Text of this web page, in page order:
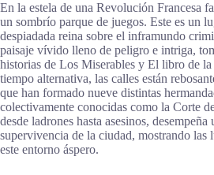
En la estela de una Revolución Francesa
un sombrío parque de juegos. Este es un
despiadada reina sobre el inframundo
paisaje vívido lleno de peligro e intriga,
historias de Los Miserables y El libro de la
tiempo alternativa, las calles están
que han formado nueve distintas
colectivamente conocidas como la Corte
desde ladrones hasta asesinos,
supervivencia de la ciudad, mostrando las
este entorno áspero.